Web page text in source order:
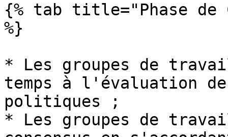
{% tab title="Phase de
%}
* Les groupes de
temps à l'évaluation
politiques ;
* Les groupes de